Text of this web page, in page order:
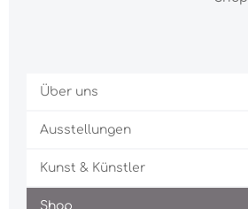
Über uns
Ausstellungen
Kunst & Künstler
Shop